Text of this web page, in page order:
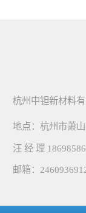
杭州中钽新材料有
地点： 杭州市萧
汪 经 理
邮箱：